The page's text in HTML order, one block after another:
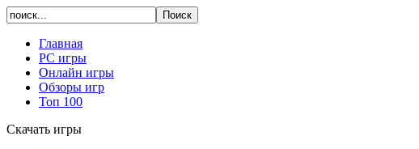
Главная
PC игры
Онлайн игры
Обзоры игр
Топ 100
Скачать игры